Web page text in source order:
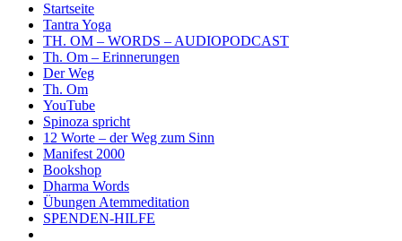
Startseite
Tantra Yoga
TH. OM – WORDS – AUDIOPODCAST
Th. Om – Erinnerungen
Der Weg
Th. Om
YouTube
Spinoza spricht
12 Worte – der Weg zum Sinn
Manifest 2000
Bookshop
Dharma Words
Übungen Atemmeditation
SPENDEN-HILFE